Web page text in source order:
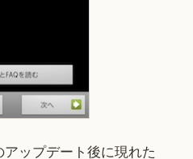
ップデート後に現れた